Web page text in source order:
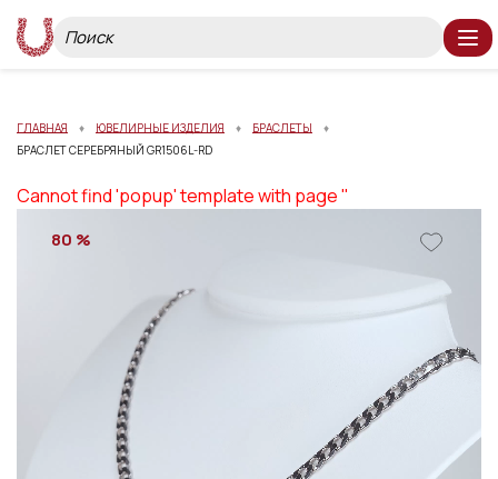
ГЛАВНАЯ ЮВЕЛИРНЫЕ ИЗДЕЛИЯ
БРАСЛЕТЫ
БРАСЛЕТ СЕРЕБРЯНЫЙ GR1506L-RD
Cannot find 'popup' template with page ''
80 %